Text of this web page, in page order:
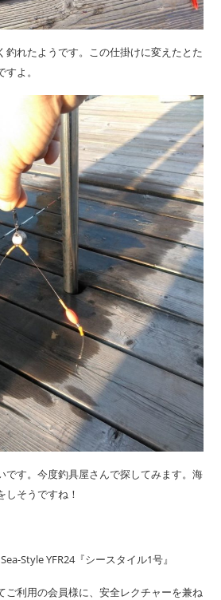
釣れたようです。この仕掛けに変えたとた
よ。
です。今度釣具屋さんで探してみます。海
しそうですね！
Style YFR24『シースタイル1号』
ご利用の会員様に、安全レクチャーを兼ね